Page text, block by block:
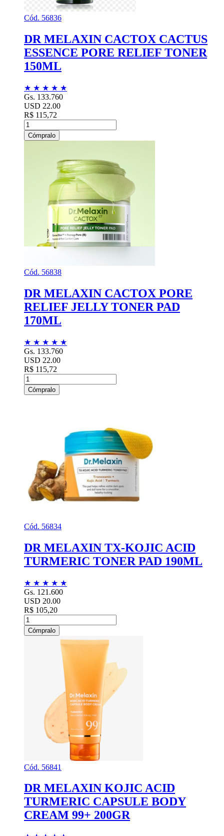
Cód. 56836
DR MELAXIN CACTOX CACTUS
ESSENCE PORE RELIEF TONER
150ML
★ ★ ★ ★ ★
Gs. 133.760
USD 22.00
R$ 115,72
Cómpralo
Cód. 56838
DR MELAXIN CACTOX PORE
RELIEF JELLY TONER PAD
170ML
★ ★ ★ ★ ★
Gs. 133.760
USD 22.00
R$ 115,72
Cómpralo
Cód. 56834
DR MELAXIN TX-KOJIC ACID
TURMERIC TONER PAD 190ML
★ ★ ★ ★ ★
Gs. 121.600
USD 20.00
R$ 105,20
Cómpralo
Cód. 56841
DR MELAXIN KOJIC ACID
TURMERIC CAPSULE BODY
CREAM 99+ 200GR